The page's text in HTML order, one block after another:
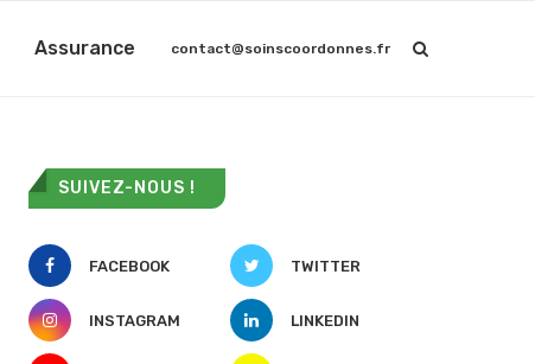
Assurance contact@soinscoordonnes.fr
SUIVEZ-NOUS !
FACEBOOK TWITTER
INSTAGRAM LINKEDIN